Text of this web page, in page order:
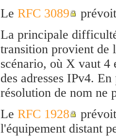
Le RFC 3089
La principale
transition provient de
scénario, où X vaut 4
des adresses IPv4.
résolution de nom ne
Le RFC 1928
l'équipement distant